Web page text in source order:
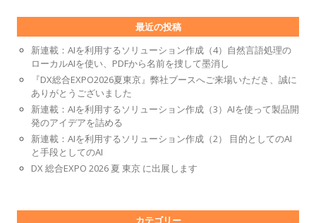
最近の投稿
新連載：AIを利用するソリューション作成（4）自然言語処理の
ローカルAIを使い、PDFから名前を捜して墨消し
『DX総合EXPO2026夏東京』弊社ブースへご来場いただき、誠に
ありがとうございました
新連載：AIを利用するソリューション作成（3）AIを使って製品開
発のアイデアを詰める
新連載：AIを利用するソリューション作成（2） 目的としてのAI
と手段としてのAI
DX 総合EXPO 2026 夏 東京 に出展します
カテゴリー